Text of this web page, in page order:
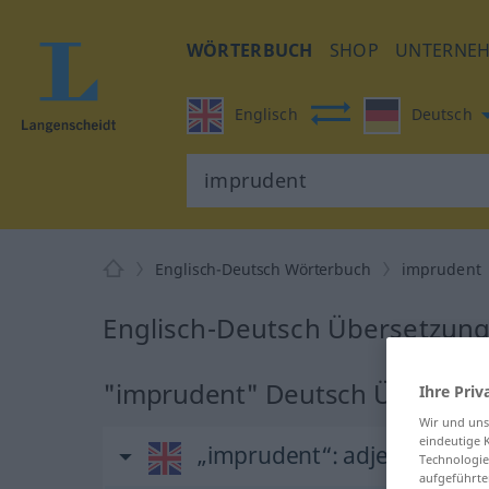
WÖRTERBUCH SHOP
Englisch Deutsch
Englisch-Deutsch Wörterbuch imprudent
Englisch-Deutsch
"imprudent" Deutsch
„imprudent“: adjective
Ihre
Wir und
eindeutige